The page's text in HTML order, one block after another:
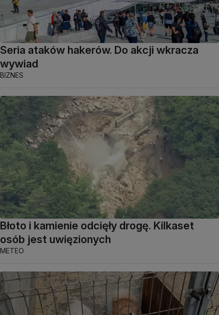
Seria ataków hakerów. Do akcji wkracza
wywiad
BIZNES
Błoto i kamienie odcięły drogę. Kilkaset
osób jest uwięzionych
METEO